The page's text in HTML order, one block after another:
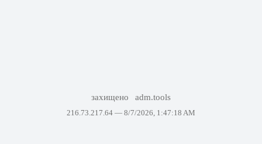
захищено adm.tools
216.73.217.64 — 8/7/2026, 1:47:18 AM